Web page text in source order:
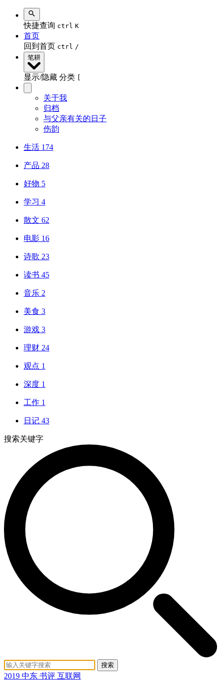
快捷查询 ctrl K
首页
回到首页 ctrl /
笔耕
显示/隐藏 分类
关于我
归档
与父亲有关的日子
伤韵
生活 174
产品 28
好物 5
学习 4
散文 62
电影 16
诗歌 23
读书 45
音乐 2
美食 3
游戏 3
理财 24
观点 1
深度 1
工作 1
日记 43
搜索关键字
搜索
2019 中东 书评 互联网